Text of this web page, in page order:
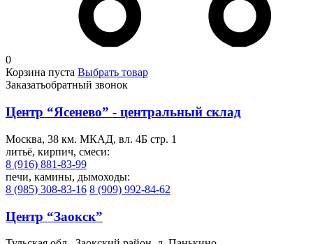
0
Корзина пуста Выбрать товар
Заказатьобратный звонок
Центр “Ясенево” - центральный склад
Москва, 38 км. МКАД, вл. 4Б стр. 1
литьё, кирпич, смеси:
8 (916) 881-83-99
печи, камины, дымоходы:
8 (985) 308-83-16 8 (909) 992-84-62
Центр “Заокск”